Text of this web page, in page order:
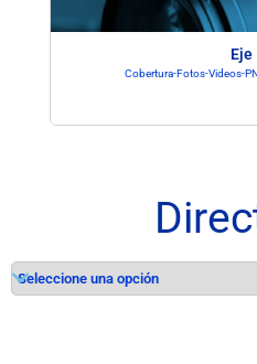
Eje
Cobertura-Fotos-Videos-